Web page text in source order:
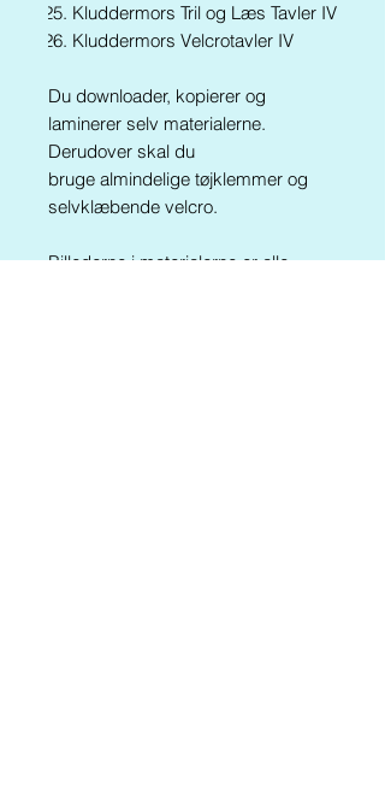
Kluddermors Tril og Læs Tavler IV
Kluddermors Velcrotavler IV
Du downloader, kopierer og
laminerer selv materialerne.
Derudover skal du
bruge almindelige tøjklemmer og
selvklæbende velcro.
Billederne i materialerne er alle